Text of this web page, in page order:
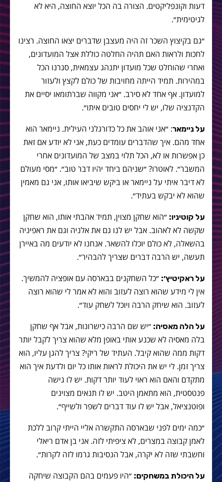
דעות וקונפליקטים. הצורה בה הכל יוצא החוצה, היא לא
לגיטימית״.
״גם בקיצוץ השכר זה היה מעצבן שדברים יצאו החוצה. רצינו
לחכות ולראות האם תהיה החלטה כוללת אצל המועדונים,
ואחרי שהוחלט שכל מועדון יתנהג עצמאית, סגרנו הכל
במהירות. תמיד הייתה מחויבות של כולם לקצץ ולעזור
למועדון. אף אחד לא סירב. ״אני מקווה שברתומאו יסיים את
הקדנציה שלו, יש לי יחסים טובים איתו״.
על ניימאר: ״אני אוהב את כל כדורגלני העילית. ניימאר הוא
אחד מהם. איך שהדברים עומדים כעת, אני לא יודע אם זאת
כן אפשרות או לא, הכל תלוי במצב של המועדונים אחרי
המשבר״. לאוטרו? ״שניהם ביחד יהיו דבר טוב״. ״מסי מעולם
לא דיבר איתי על ניימאר או ביקש שיביאו אותו, אני גם מאמין
שהוא לא יבקש בעתיד״.
על קוטיניו: ״הוא שחקן מצוין, תמיד אהבתי אותו, הוא שחקן
שקשה לא לאהוב. אבל יש לנו גם את אלניה וגם את ראפיניה
בהשאלה, לא כולם יוכלו להשאר. אנחנו לא יודעים מה באיירן
תעשה, יש הרבה דברים שצריך להבהיר״.
על ראקיטיץ׳: ״כל השחקנים בבארסה עם אופציה להמשיך.
אין לי מידע שהוא רוצה לעזוב והוא לא אמר לי שהוא רוצה
לעזוב. הוא שיחק הרבה ויוכל לשחק עוד״.
על הלה מאסיה: ״יש שם הרבה כישרונות, אבל אף שחקן
בלה מאסיה לא שכנע אותי באופן מלא שהוא צריך לקבל יותר
דקות ממה שהוא קיבל. העתיד של ריקי? צריך להגן עליו, הוא
צריך זמן. לי יש את היכולת לראות אותו כל יום ולדעת איך הוא
מתקדם והאם הוא ראוי לעוד יותר דקות. יש לו גישה
פנטסטית, הוא מתאמן היטב. יש לו תנאים מצוינים
ופוטנציאל, אבל יש לו עוד דברים לשפר ולשייף״.
״כמה ימים לפני שבארסה התקשרה אליי הייתי קרוב ללכת
לאמן קבוצה במצרים, לא ציפיתי לזה. אני בן אדם ריאלי
וחשבתי שזה לא יקרה, אבל הנסיבות גרמו לזה לקרות״.
על היכולת במשחקים: ״היו פעמים בהם הקבוצה שיחקה